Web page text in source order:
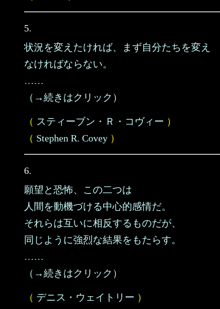
5.
状況を変えたければ、まず自分たちを変え
なければならない。
……
（→続きはクリック）
（ スティーブン・Ｒ・コヴィー ）
（ Stephen R. Covey ）
6.
願望と恐怖、この二つは
人間を動機づける中心的感情だ。
それらは互いに相反するものだが、
同じように強烈な結果をもたらす。
……
（→続きはクリック）
（ デニス・ウェイトリー ）